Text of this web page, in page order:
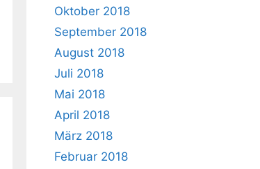
Oktober 2018
September 2018
August 2018
Juli 2018
Mai 2018
April 2018
März 2018
Februar 2018